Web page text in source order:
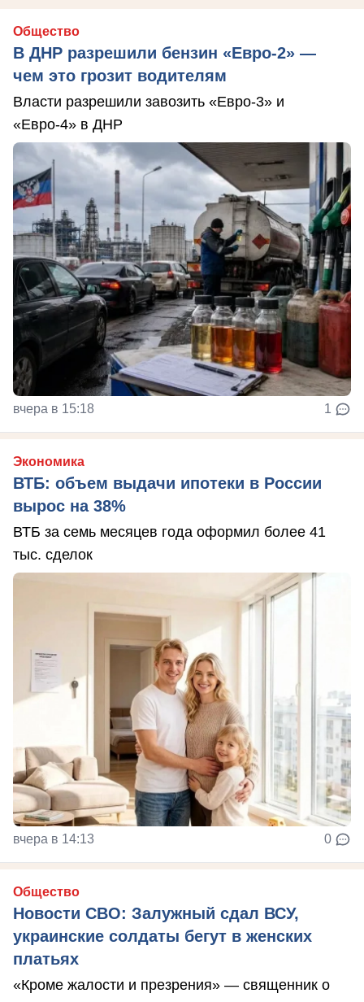
Общество
В ДНР разрешили бензин «Евро-2» —
чем это грозит водителям
Власти разрешили завозить «Евро-3» и
«Евро-4» в ДНР
вчера в 15:18 1
Экономика
ВТБ: объем выдачи ипотеки в России
вырос на 38%
ВТБ за семь месяцев года оформил более 41
тыс. сделок
вчера в 14:13 0
Общество
Новости СВО: Залужный сдал ВСУ,
украинские солдаты бегут в женских
платьях
«Кроме жалости и презрения» — священник о